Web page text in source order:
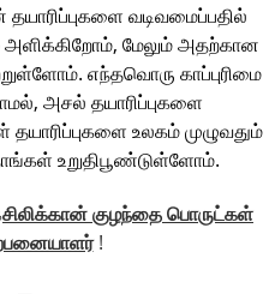
வடிவமைப்பதில்
அளிக்கிறோம், மேலும் அதற்கான
எந்தவொரு காப்புரிமை
அசல் தயாரிப்புகளை
உலகம் முழுவதும்
உறுதிபூண்டுள்ளோம்.
சிலிக்கான் குழந்தை பொருட்கள்
!